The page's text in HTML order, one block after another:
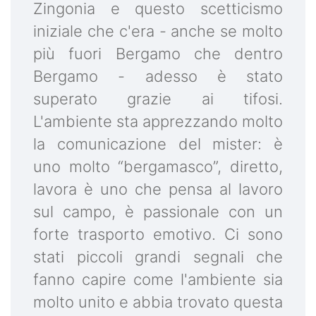
Zingonia e questo scetticismo
iniziale che c'era - anche se molto
più fuori Bergamo che dentro
Bergamo - adesso è stato
superato grazie ai tifosi.
L'ambiente sta apprezzando molto
la comunicazione del mister: è
uno molto “bergamasco”, diretto,
lavora è uno che pensa al lavoro
sul campo, è passionale con un
forte trasporto emotivo. Ci sono
stati piccoli grandi segnali che
fanno capire come l'ambiente sia
molto unito e abbia trovato questa